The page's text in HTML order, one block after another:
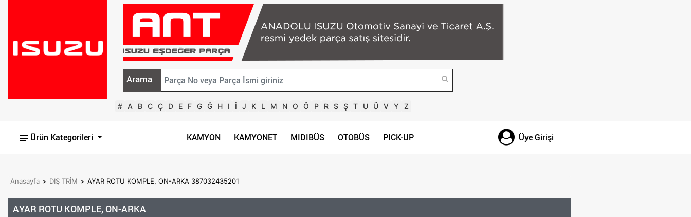
Arama
# A B C Ç D E F G Ğ H I İ J K L M N O Ö P R S Ş T U Ü V Y Z
Ürün Kategorileri KAMYON KAMYONET MIDIBÜS OTOBÜS PICK-UP Üye Girişi
Anasayfa > DIŞ TRİM > AYAR ROTU KOMPLE, ON-ARKA 387032435201
AYAR ROTU KOMPLE, ON-ARKA